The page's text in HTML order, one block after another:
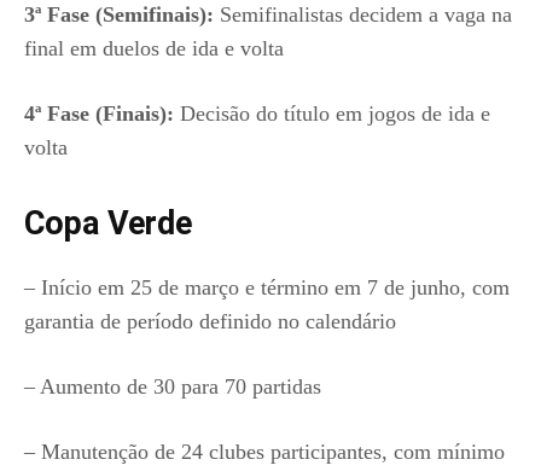
3ª Fase (Semifinais): Semifinalistas decidem a vaga na
final em duelos de ida e volta
4ª Fase (Finais): Decisão do título em jogos de ida e
volta
Copa Verde
– Início em 25 de março e término em 7 de junho, com
garantia de período definido no calendário
– Aumento de 30 para 70 partidas
– Manutenção de 24 clubes participantes, com mínimo